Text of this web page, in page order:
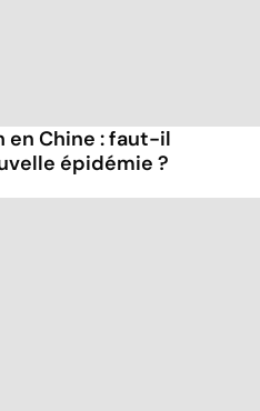
en Chine : faut-il
épidémie ?